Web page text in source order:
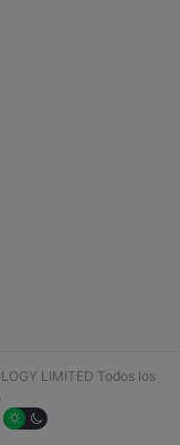
LIMITED Todos los